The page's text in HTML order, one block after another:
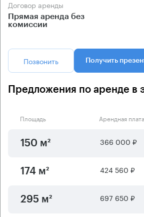
Договор аренды
Прямая аренда без
комиссии
Позвонить Получить
Предложения по аренде в
Площадь Арендная плата
150 м² 366 000 ₽
174 м² 424 560 ₽
295 м² 697 650 ₽